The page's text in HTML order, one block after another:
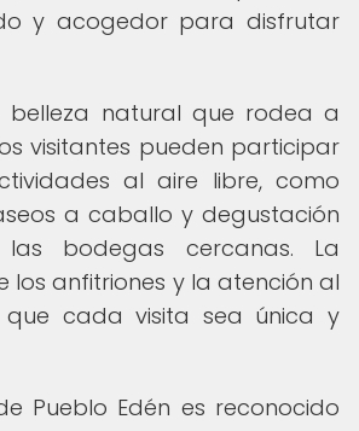
y acogedor para disfrutar
belleza natural que rodea a
visitantes pueden participar
al aire libre, como
a caballo y degustación
bodegas cercanas. La
los anfitriones y la atención al
cada visita sea única y
Pueblo Edén es reconocido